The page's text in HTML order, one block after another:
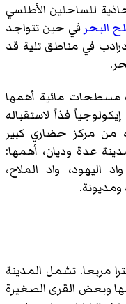
للساحلين الأطلسي
البحرفي حين تتواجد
في مناطق تلية قد
مسطحات مائية أهمها
فذاً لاستقباله
من مركز حضاري كبير
عدة وديان، أهمها:
اليهود، واد الملاح،
ومديونة.
طنجة 124 كيلومترا مربعا. تشمل المدينة
وبعض القرى الصغيرة